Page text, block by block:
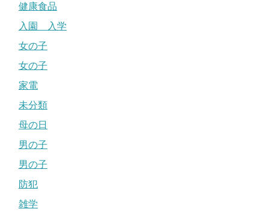
健康食品
入園 入学
女の子
女の子
家電
未分類
母の日
男の子
男の子
防犯
雑学